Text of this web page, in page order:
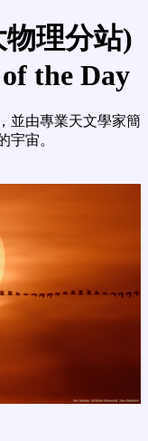
理分站)
the Day
並由專業天文學家簡
宇宙。